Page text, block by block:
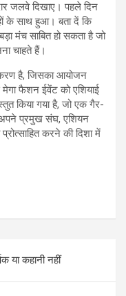
जलवे दिखाए। पहले दिन
के साथ हुआ। बता दें कि
मंच साबित हो सकता है जो
चाहते हैं।
है, जिसका आयोजन
मेगा फैशन ईवेंट को एशियाई
किया गया है, जो एक गैर-
प्रमुख संघ, एशियन
करने की दिशा में
या कहानी नहीं